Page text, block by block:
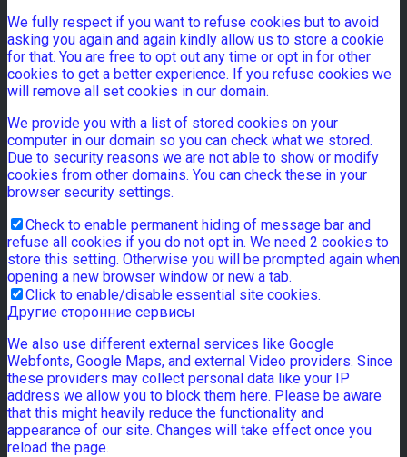
We fully respect if you want to refuse cookies but to avoid
asking you again and again kindly allow us to store a cookie
for that. You are free to opt out any time or opt in for other
cookies to get a better experience. If you refuse cookies we
will remove all set cookies in our domain.
We provide you with a list of stored cookies on your
computer in our domain so you can check what we stored.
Due to security reasons we are not able to show or modify
cookies from other domains. You can check these in your
browser security settings.
Check to enable permanent hiding of message bar and
refuse all cookies if you do not opt in. We need 2 cookies to
store this setting. Otherwise you will be prompted again when
opening a new browser window or new a tab.
Click to enable/disable essential site cookies.
Другие сторонние сервисы
We also use different external services like Google
Webfonts, Google Maps, and external Video providers. Since
these providers may collect personal data like your IP
address we allow you to block them here. Please be aware
that this might heavily reduce the functionality and
appearance of our site. Changes will take effect once you
reload the page.